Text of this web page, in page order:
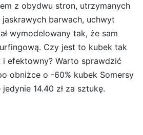
z obydwu stron, utrzymanych
barwach, uchwyt
wymodelowany tak, że sam
Czy jest to kubek tak
i efektowny? Warto sprawdzić
obniżce o -60% kubek Somersy
14.40 zł za sztukę.